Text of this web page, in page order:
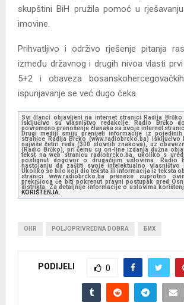
skupštini BiH pružila pomoć u
imovine.
Prihvatljivo i održivo rješenje pitanja
između državnog i drugih nivoa vlasti
5+2 i obaveza
ispunjavanje se već dugo čeka.
Svi članci objavljeni na internet stranici Radija Brčko
isključivo su vlasništvo redakcije. Radio Brčko
povremeno prenošenje članaka sa svoje internet
Drugi mediji smiju prenijeti informacije iz pojedinih
stranice Radija Brčko (www.radiobrcko.ba)
najviše četiri reda (300 slovnih znakova), uz
(Radio Brčko), pri čemu su on-line izdanja dužna
tekst na web stranicu radiobrcko.ba, ukoliko s
postignut dogovor o drugačijim uslovima. Radio
nastojanju da zaštiti svoje intelektualno vlasništvo
Ukoliko se bilo koji dio teksta ili informacija iz teksta
stranici www.radiobrcko.ba prenese suprotno
prekršioca će biti pokrenut pravni postupak pred
distrikta. Za detaljnije informacije o uslovima
KORIŠTENJA.
OHR POLJOPRIVREDNA DOBRA БИХ
PODIJELI 0